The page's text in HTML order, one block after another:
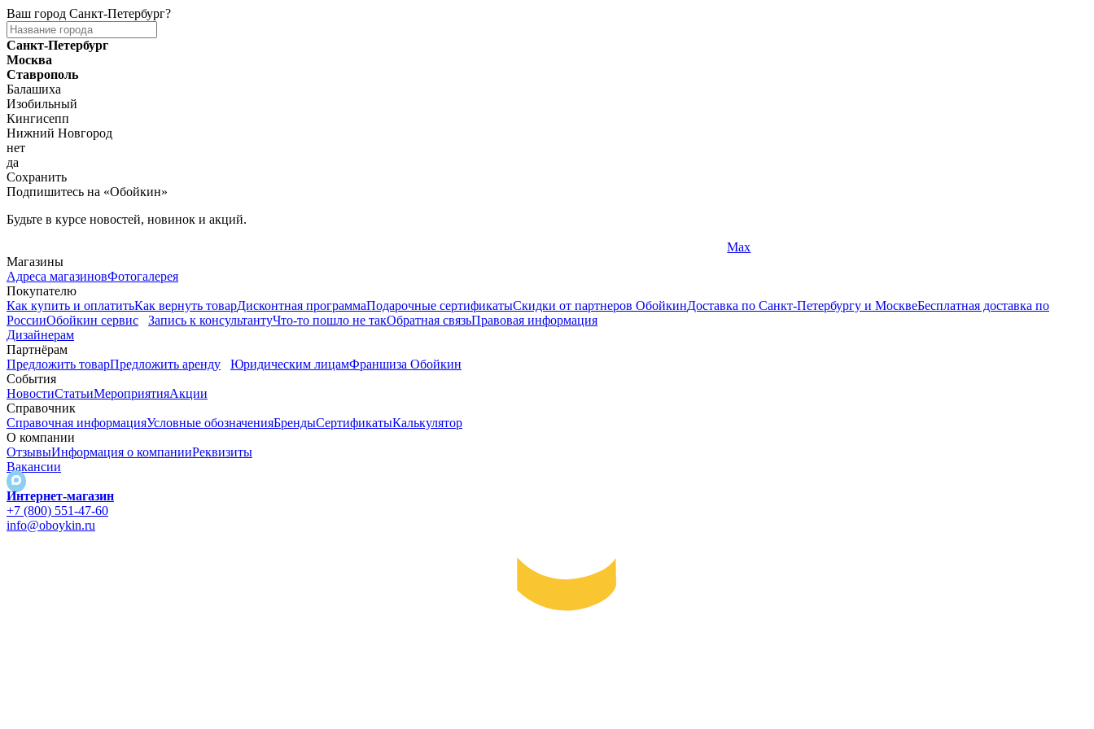
Ваш город Санкт-Петербург?
Санкт-Петербург
Москва
Ставрополь
Балашиха
Изобильный
Кингисепп
Нижний Новгород
нет
да
Сохранить
Подпишитесь на «Обойкин»
Будьте в курсе новостей, новинок и акций.
Max
Магазины
Адреса магазиновФотогалерея
Покупателю
Как купить и оплатитьКак вернуть товарДисконтная программаПодарочные сертификатыСкидки от партнеров ОбойкинДоставка по Санкт-Петербургу и МосквеБесплатная доставка по
РоссииОбойкин сервис Запись к консультантуЧто-то пошло не такОбратная связьПравовая информация
Дизайнерам
Партнёрам
Предложить товарПредложить аренду Юридическим лицамФраншиза Обойкин
События
НовостиСтатьиМероприятияАкции
Справочник
Справочная информацияУсловные обозначенияБрендыСертификатыКалькулятор
О компании
ОтзывыИнформация о компанииРеквизиты
Вакансии
Интернет-магазин
+7 (800) 551-47-60
info@oboykin.ru